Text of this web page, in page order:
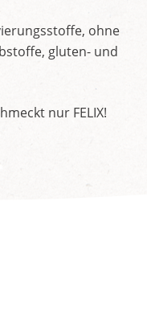
ohne
gluten- und
nur FELIX!